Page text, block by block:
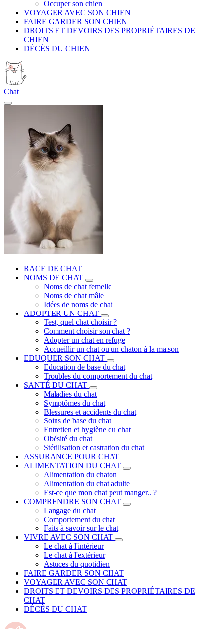
Occuper son chien
VOYAGER AVEC SON CHIEN
FAIRE GARDER SON CHIEN
DROITS ET DEVOIRS DES PROPRIÉTAIRES DE
CHIEN
DÉCÈS DU CHIEN
Chat
RACE DE CHAT
NOMS DE CHAT
Noms de chat femelle
Noms de chat mâle
Idées de noms de chat
ADOPTER UN CHAT
Test, quel chat choisir ?
Comment choisir son chat ?
Adopter un chat en refuge
Accueillir un chat ou un chaton à la maison
EDUQUER SON CHAT
Education de base du chat
Troubles du comportement du chat
SANTÉ DU CHAT
Maladies du chat
Symptômes du chat
Blessures et accidents du chat
Soins de base du chat
Entretien et hygiène du chat
Obésité du chat
Stérilisation et castration du chat
ASSURANCE POUR CHAT
ALIMENTATION DU CHAT
Alimentation du chaton
Alimentation du chat adulte
Est-ce que mon chat peut manger.. ?
COMPRENDRE SON CHAT
Langage du chat
Comportement du chat
Faits à savoir sur le chat
VIVRE AVEC SON CHAT
Le chat à l'intérieur
Le chat à l'extérieur
Astuces du quotidien
FAIRE GARDER SON CHAT
VOYAGER AVEC SON CHAT
DROITS ET DEVOIRS DES PROPRIÉTAIRES DE
CHAT
DÉCÈS DU CHAT